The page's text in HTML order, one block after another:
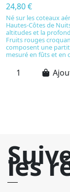
24,80 €
Né sur les coteaux
Hautes-Côtes de
altitudes et la
Fruits rouges
composent une
mesuré en fûts et en
les